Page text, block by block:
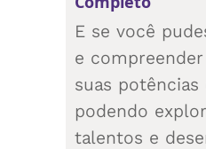
E se você
e
suas potências
podendo
talentos e